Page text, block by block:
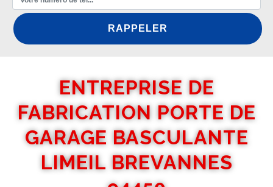
ENTREPRISE DE
FABRICATION PORTE DE
GARAGE BASCULANTE
LIMEIL BREVANNES